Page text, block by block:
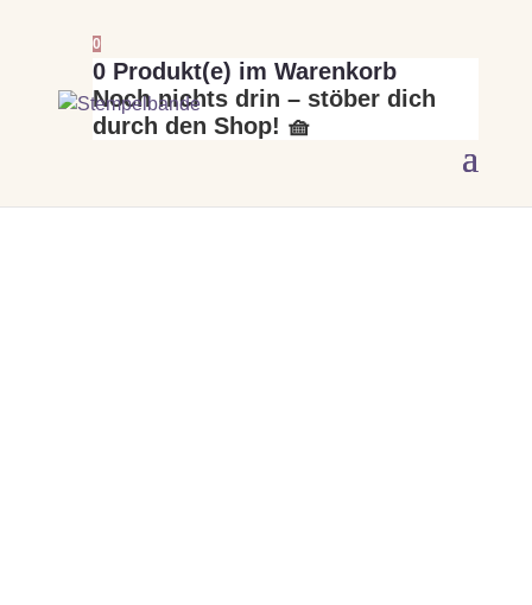
0
0 Produkt(e) im Warenkorb
Noch nichts drin – stöber dich
durch den Shop! 🧺